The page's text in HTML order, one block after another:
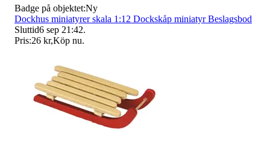
Badge på objektet:Ny
Dockhus miniatyrer skala 1:12 Dockskåp miniatyr Beslagsbod
Sluttid6 sep 21:42.
Pris:26 kr,Köp nu.